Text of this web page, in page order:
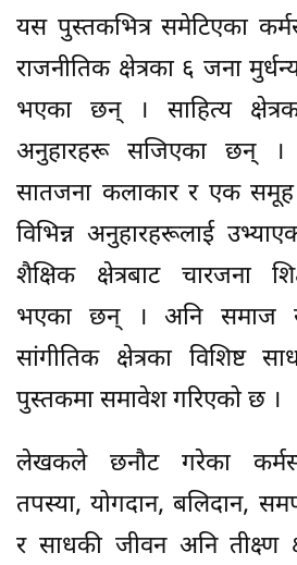
यस पुस्तकभित्र समेटिएका
राजनीतिक क्षेत्रका ६ जना
भएका छन् । साहित्य
अनुहारहरू सजिएका छन् ।
सातजना कलाकार र एक
विभिन्न अनुहारहरूलाई
शैक्षिक क्षेत्रबाट चारजना
भएका छन् । अनि समाज
सांगीतिक क्षेत्रका विशिष्ट
पुस्तकमा समावेश गरिएको छ ।
लेखकले छनौट गरेका
तपस्या, योगदान, बलिदान,
र साधकी जीवन अनि तीक्ष्ण